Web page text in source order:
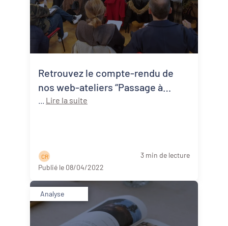
Retrouvez le compte-rendu de
nos web-ateliers “Passage à
l’action !” #1
Lire la suite
C R
3 min de lecture
Publié le 08/04/2022
Analyse